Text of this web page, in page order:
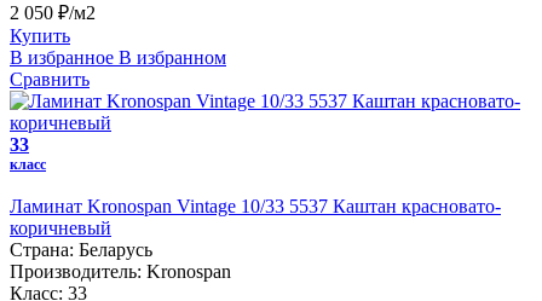
2 050 ₽/м2
Купить
В избранное В избранном
Сравнить
33
класс
Ламинат Kronospan Vintage 10/33 5537 Каштан красновато-
коричневый
Страна: Беларусь
Производитель: Kronospan
Класс: 33